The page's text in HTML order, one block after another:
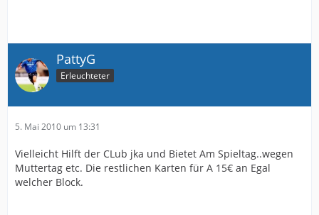
PattyG
Erleuchteter
5. Mai 2010 um 13:31
Vielleicht Hilft der CLub jka und Bietet Am Spieltag..wegen
Muttertag etc. Die restlichen Karten für A 15€ an Egal
welcher Block.